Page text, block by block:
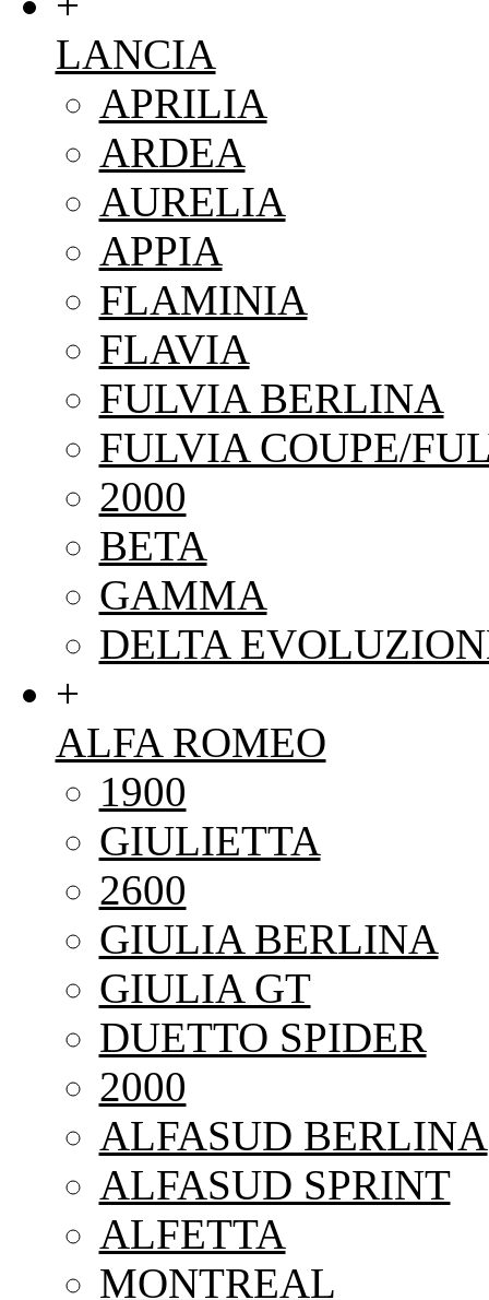
LANCIA
APRILIA
ARDEA
AURELIA
APPIA
FLAMINIA
FLAVIA
FULVIA BERLINA
FULVIA COUPE/
2000
BETA
GAMMA
DELTA
+
ALFA ROMEO
1900
GIULIETTA
2600
GIULIA BERLINA
GIULIA GT
DUETTO SPIDER
2000
ALFASUD BERLINA
ALFASUD SPRINT
ALFETTA
MONTREAL